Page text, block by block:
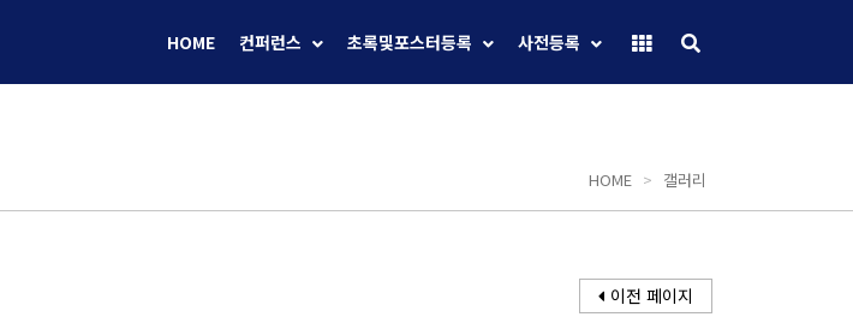
HOME 컨퍼런스 초록및포스터등록 사전등록
HOME > 갤러리
이전 페이지